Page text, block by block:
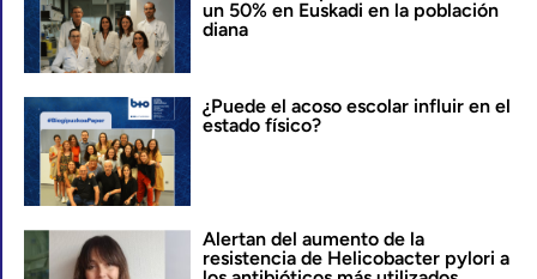
un 50% en Euskadi en la población
diana
¿Puede el acoso escolar influir en el
estado físico?
Alertan del aumento de la
resistencia de Helicobacter pylori a